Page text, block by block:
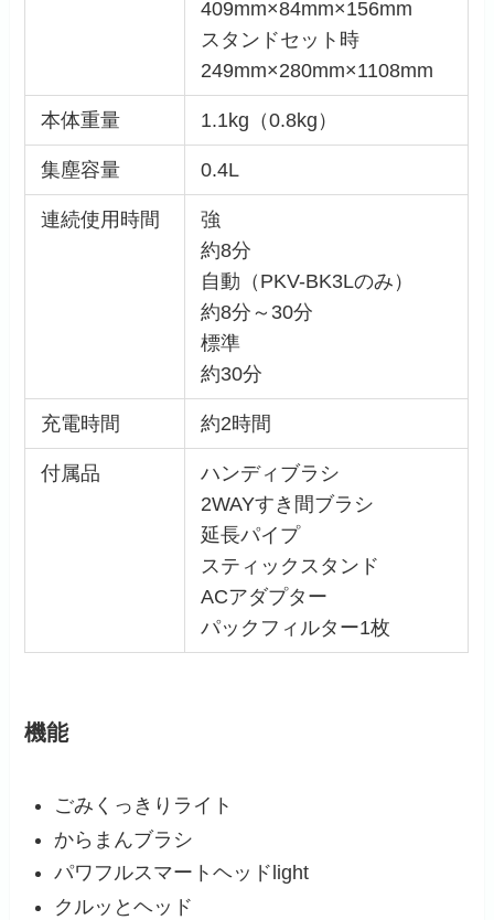
409mm×84mm×156mm
スタンドセット時
249mm×280mm×1108mm
本体重量 1.1kg（0.8kg）
集塵容量 0.4L
連続使用時間
強
約8分
自動（PKV-BK3Lのみ）
約8分～30分
標準
約30分
充電時間 約2時間
付属品
ハンディブラシ
2WAYすき間ブラシ
延長パイプ
スティックスタンド
ACアダプター
パックフィルター1枚
機能
ごみくっきりライト
からまんブラシ
パワフルスマートヘッドlight
クルッとヘッド